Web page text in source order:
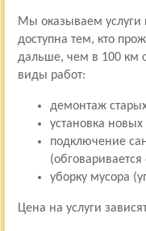
Мы оказываем услуги
доступна тем, кто
дальше, чем в 100
виды работ:
демонтаж
установка
подключение
(обговаривается
уборку мусора
Цена на услуги